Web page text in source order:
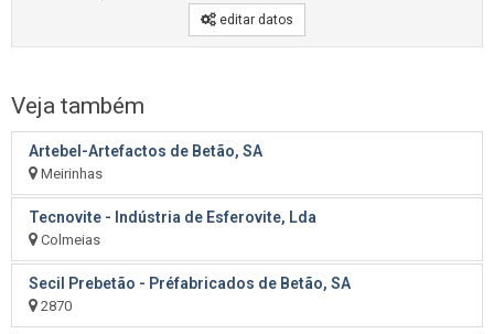
editar datos
Veja também
Artebel-Artefactos de Betão, SA
Meirinhas
Tecnovite - Indústria de Esferovite, Lda
Colmeias
Secil Prebetão - Préfabricados de Betão, SA
2870